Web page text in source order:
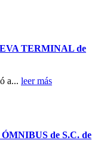
TERMINAL de
a... leer más
de S.C. de